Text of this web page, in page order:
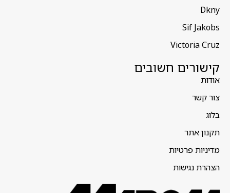
Dkny
Sif Jakobs
Victoria Cruz
קישורים חשובים
אודות
צור קשר
בלוג
תקנון אתר
מדיניות פרטיות
הצהרת נגישות